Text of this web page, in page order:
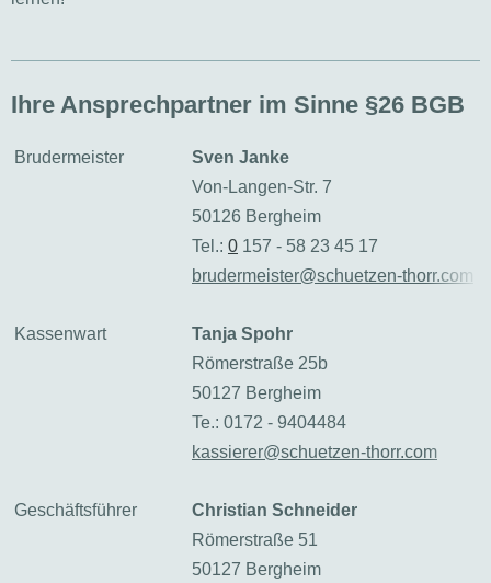
Ihre Ansprechpartner im Sinne §26 BGB
Brudermeister
Sven Janke
Von-Langen-Str. 7
50126 Bergheim
Tel.: 0 157 - 58 23 45 17
brudermeister@schuetzen-thorr.com
Kassenwart
Tanja Spohr
Römerstraße 25b
50127 Bergheim
Te.: 0172 - 9404484
kassierer@schuetzen-thorr.com
Geschäftsführer
Christian Schneider
Römerstraße 51
50127 Bergheim